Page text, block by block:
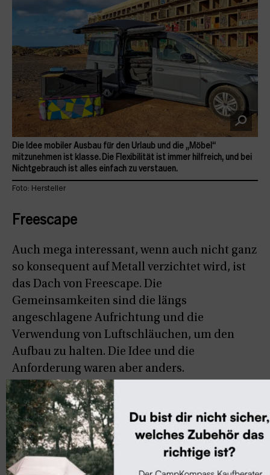
Die Idee mobiler Ausbau für den Urlaub und die „Möbel“
mitzunehmen ist klasse. Die Flexibilität ist immer hilfreich, und bei
Nichtgebrauch ist alles einfach zu verstauen.
Foto: Hersteller
Freescape
Auch mega interessant, wenn auch nicht ganz
so konsequent auf Metall verzichtet wird, ist
das Dach von Freescape. Die
Gemeinsamkeiten sind die längs
angeschlagene Aufrichtung und die
Verwendung von Luftschläuchen, um den
Aufbau zu halten. Die Idee und die
Anforderung waren aber anders.